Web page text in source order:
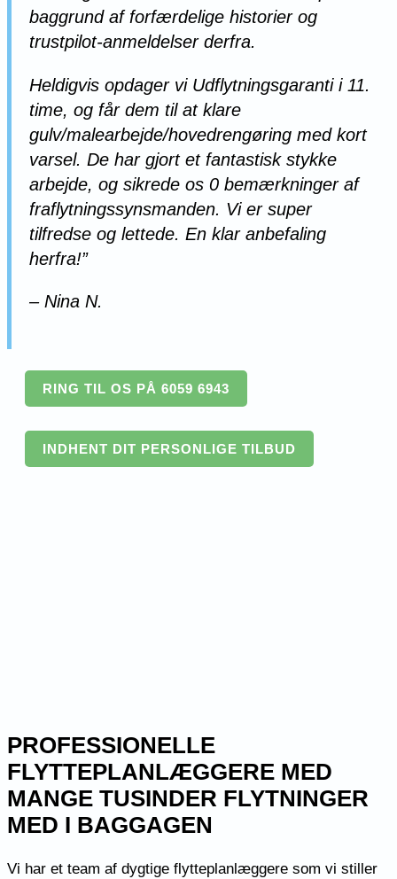
baggrund af forfærdelige historier og
trustpilot-anmeldelser derfra.
Heldigvis opdager vi Udflytningsgaranti i 11.
time, og får dem til at klare
gulv/malearbejde/hovedrengøring med kort
varsel. De har gjort et fantastisk stykke
arbejde, og sikrede os 0 bemærkninger af
fraflytningssynsmanden. Vi er super
tilfredse og lettede. En klar anbefaling
herfra!”
– Nina N.
RING TIL OS PÅ 6059 6943
INDHENT DIT PERSONLIGE TILBUD
PROFESSIONELLE
FLYTTEPLANLÆGGERE MED
MANGE TUSINDER FLYTNINGER
MED I BAGGAGEN
Vi har et team af dygtige flytteplanlæggere som vi stiller